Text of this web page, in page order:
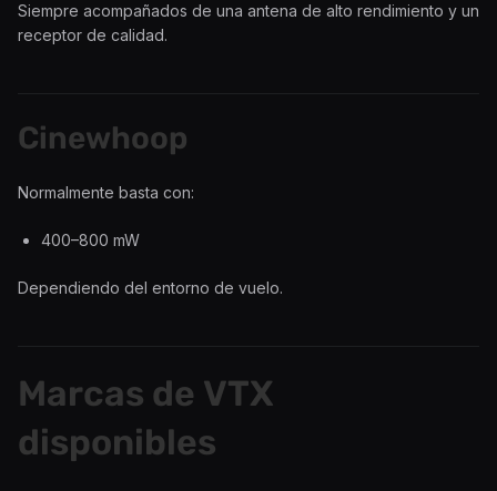
Siempre acompañados de una antena de alto rendimiento y un
receptor de calidad.
Cinewhoop
Normalmente basta con:
400–800 mW
Dependiendo del entorno de vuelo.
Marcas de VTX
disponibles